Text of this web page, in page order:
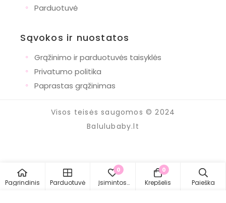
◦ Parduotuvė
Sąvokos ir nuostatos
◦
Grąžinimo ir parduotuvės taisyklės
◦ Privatumo politika
◦ Paprastas grąžinimas
Visos teisės saugomos © 2024
Balulubaby.lt
Pagrindinis Parduotuvė
0
Įsimintos
0
Krepšelis Paieška